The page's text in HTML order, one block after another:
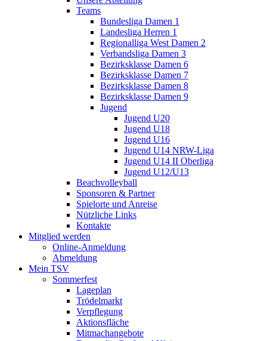
Teams
Bundesliga Damen 1
Landesliga Herren 1
Regionalliga West Damen 2
Verbandsliga Damen 3
Bezirksklasse Damen 6
Bezirksklasse Damen 7
Bezirksklasse Damen 8
Bezirksklasse Damen 9
Jugend
Jugend U20
Jugend U18
Jugend U16
Jugend U14 NRW-Liga
Jugend U14 II Oberliga
Jugend U12/U13
Beachvolleyball
Sponsoren & Partner
Spielorte und Anreise
Nützliche Links
Kontakte
Mitglied werden
Online-Anmeldung
Abmeldung
Mein TSV
Sommerfest
Lageplan
Trödelmarkt
Verpflegung
Aktionsfläche
Mitmachangebote